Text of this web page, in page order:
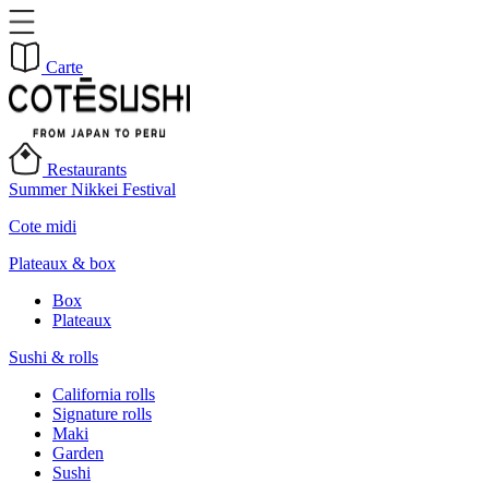
Carte
Restaurants
Summer Nikkei Festival
Cote midi
Plateaux & box
Box
Plateaux
Sushi & rolls
California rolls
Signature rolls
Maki
Garden
Sushi